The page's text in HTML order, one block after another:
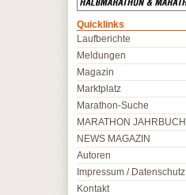
Quicklinks
Laufberichte
Meldungen
Magazin
Marktplatz
Marathon-Suche
MARATHON JAHRBUCH
NEWS MAGAZIN
Autoren
Impressum / Datenschutz
Kontakt